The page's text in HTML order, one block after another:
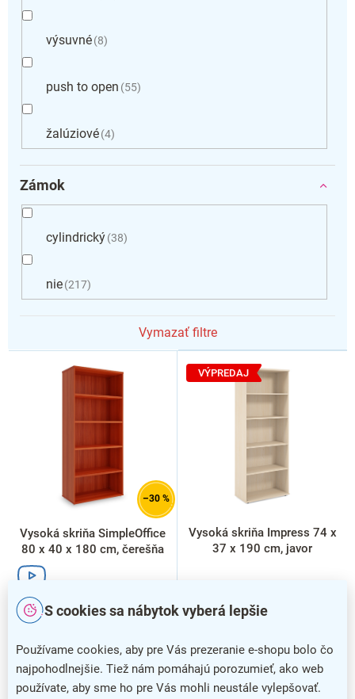
S cookies sa nábytok vyberá lepšie
Používame cookies, aby pre Vás prezeranie e-shopu bolo čo
najpohodlnejšie. Tiež nám pomáhajú porozumieť, ako web
používate, aby sme ho pre Vás mohli neustále vylepšovať.
výsuvné 8
push to open 55
žalúziové 4
Zámok
cylindrický 38
nie 217
Vymazať filtre
V
–30 %
Vysoká skriňa SimpleOffice
80 x 40 x 180 cm, čerešňa
VÝPREDAJ
Vysoká skriňa Impress 74 x
37 x 190 cm, javor